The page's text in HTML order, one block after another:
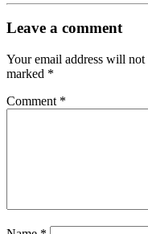
Leave a comment
Your email address will not
marked *
Comment *